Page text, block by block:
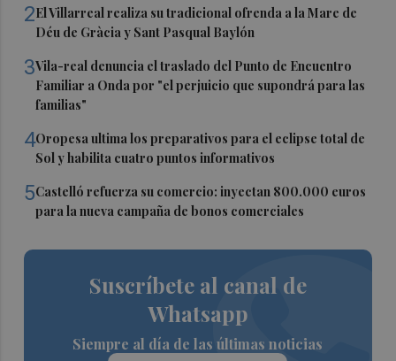
2El Villarreal realiza su tradicional ofrenda a la Mare de
Déu de Gràcia y Sant Pasqual Baylón
3Vila-real denuncia el traslado del Punto de Encuentro
Familiar a Onda por "el perjuicio que supondrá para las
familias"
4Oropesa ultima los preparativos para el eclipse total de
Sol y habilita cuatro puntos informativos
5Castelló refuerza su comercio: inyectan 800.000 euros
para la nueva campaña de bonos comerciales
Suscríbete al canal de
Whatsapp
Siempre al día de las últimas noticias